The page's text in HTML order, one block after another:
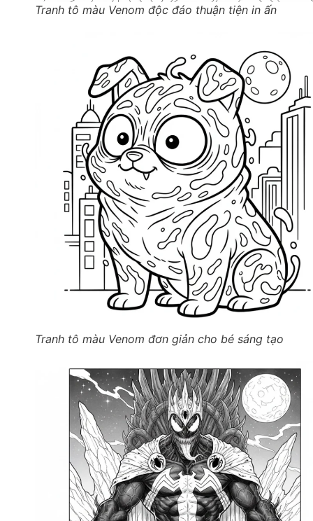
Tranh tô màu Venom độc đáo thuận tiện in ấn
Tranh tô màu Venom đơn giản cho bé sáng tạo